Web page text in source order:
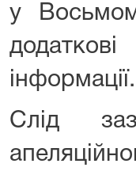
у
інформації.
Слід